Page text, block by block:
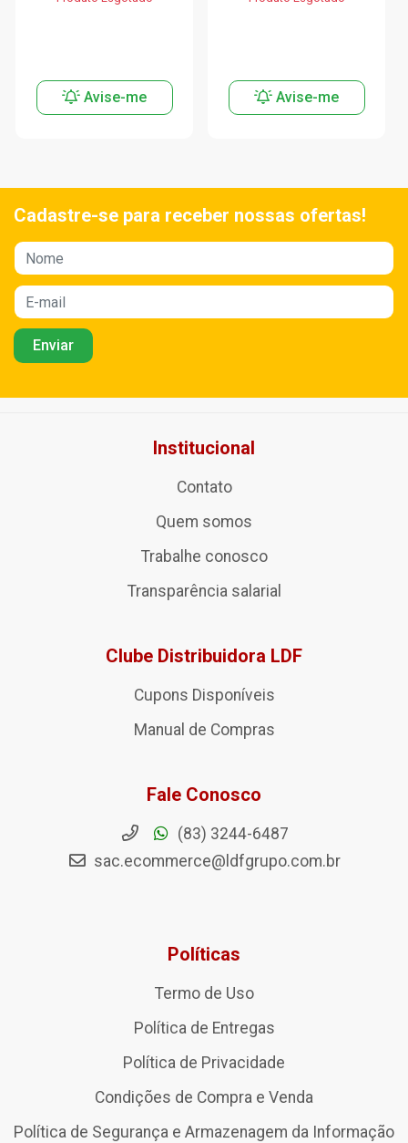
Avise-me Avise-me
Cadastre-se para receber nossas ofertas!
Institucional
Contato
Quem somos
Trabalhe conosco
Transparência salarial
Clube Distribuidora LDF
Cupons Disponíveis
Manual de Compras
Fale Conosco
(83) 3244-6487
sac.ecommerce@ldfgrupo.com.br
Políticas
Termo de Uso
Política de Entregas
Política de Privacidade
Condições de Compra e Venda
Política de Segurança e Armazenagem da Informação